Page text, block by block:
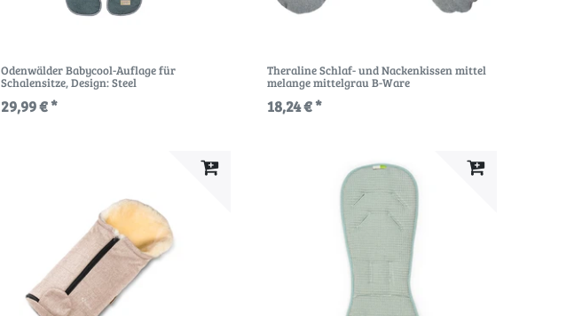
Odenwälder Babycool-Auflage für
Schalensitze, Design: Steel
29,99 € *
Theraline Schlaf- und Nackenkissen mittel
melange mittelgrau B-Ware
18,24 € *